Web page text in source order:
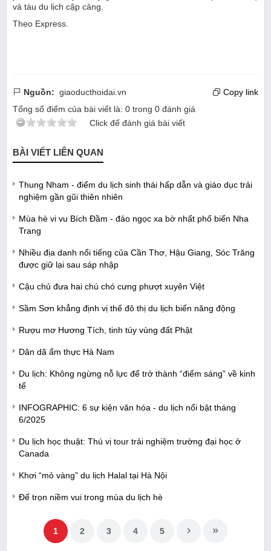
và tàu du lịch cập cảng.
Theo Express.
Nguồn: giaoducthoidai.vn
Copy link
Tổng số điểm của bài viết là: 0 trong 0 đánh giá
Click để đánh giá bài viết
BÀI VIẾT LIÊN QUAN
Thung Nham - điểm du lịch sinh thái hấp dẫn và giáo dục trải
nghiệm gần gũi thiên nhiên
Mùa hè vi vu Bích Đầm - đảo ngọc xa bờ nhất phố biển Nha
Trang
Nhiều địa danh nổi tiếng của Cần Thơ, Hậu Giang, Sóc Trăng
được giữ lại sau sáp nhập
Cậu chủ đưa hai chú chó cưng phượt xuyên Việt
Sầm Sơn khẳng định vị thế đô thị du lịch biển năng động
Rượu mơ Hương Tích, tinh túy vùng đất Phật
Dân dã ẩm thực Hà Nam
Du lịch: Không ngừng nỗ lực để trở thành “điểm sáng” về kinh
tế
INFOGRAPHIC: 6 sự kiện văn hóa - du lịch nổi bật tháng
6/2025
Du lịch học thuật: Thú vị tour trải nghiệm trường đại học ở
Canada
Khơi “mỏ vàng” du lịch Halal tại Hà Nội
Để trọn niềm vui trong mùa du lịch hè
1 2 3 4 5